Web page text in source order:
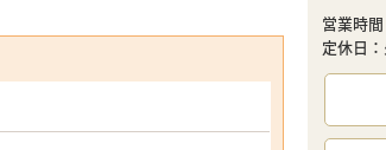
営業時
定休日